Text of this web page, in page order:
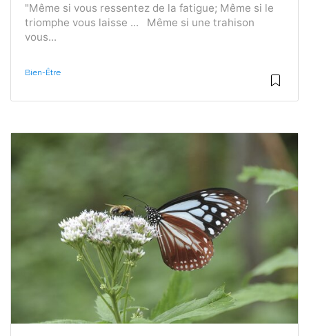
"Même si vous ressentez de la fatigue; Même si le
triomphe vous laisse ... Même si une trahison
vous...
Bien-Être